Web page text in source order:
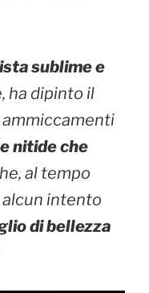
sublime e
ha dipinto il
ammiccamenti
nitide che
al tempo
alcun intento
di bellezza